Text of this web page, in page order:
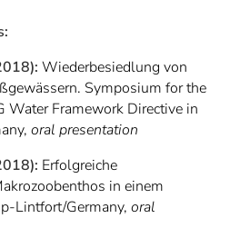
: Wiederbesiedlung von
Symposium for the
Water Framework Directive in
oral presentation
: Erfolgreiche
in einem
Lintfort/Germany, oral